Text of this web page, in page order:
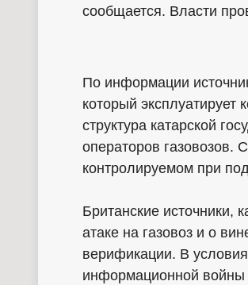
сообщается. Власти
По информации
который
структура катарской
операторов газовозов.
контролируемом при
Британские источники,
атаке на газовоз и о
верификации. В
информационной войны